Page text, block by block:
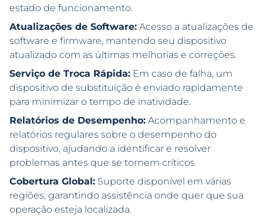
estado de funcionamento.
Atualizações de Software: Acesso a atualizações de
software e firmware, mantendo seu dispositivo
atualizado com as últimas melhorias e correções.
Serviço de Troca Rápida: Em caso de falha, um
dispositivo de substituição é enviado rapidamente
para minimizar o tempo de inatividade.
Relatórios de Desempenho: Acompanhamento e
relatórios regulares sobre o desempenho do
dispositivo, ajudando a identificar e resolver
problemas antes que se tornem críticos
Cobertura Global: Suporte disponível em várias
regiões, garantindo assistência onde quer que sua
operação esteja localizada.